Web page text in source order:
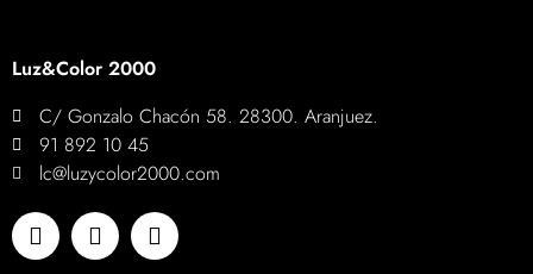
Luz&Color 2000
C/ Gonzalo Chacón 58. 28300. Aranjuez.
91 892 10 45
lc@luzycolor2000.com